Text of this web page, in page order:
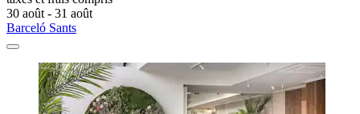
30 août - 31 août
Barceló Sants